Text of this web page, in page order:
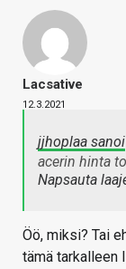
Lacsative
12.3.2021
jjhoplaa sanoi
acerin hinta
Napsauta
Öö, miksi? Tai
tämä tarkalleen